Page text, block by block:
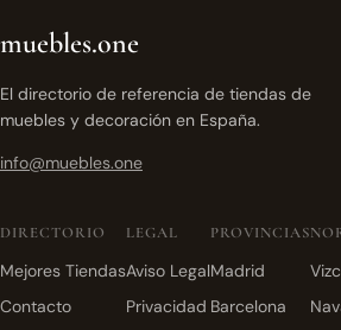
muebles.one
El directorio de referencia de tiendas de
muebles y decoración en España.
info@muebles.one
DIRECTORIO
Mejores Tiendas
Contacto
LEGAL
Aviso Legal
Privacidad
PROVINCIAS
Madrid
Barcelona